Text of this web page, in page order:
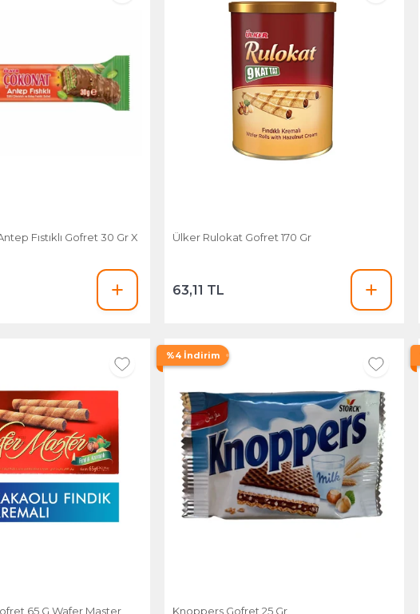
Fıstıklı Gofret 30 Gr X
Ülker Rulokat Gofret 170 Gr
63,11 TL
65 G Wafer Master
%4 İndirim
Knoppers Gofret 25 Gr